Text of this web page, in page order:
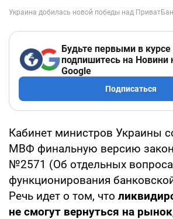
Будьте первыми в курсе
подпишитесь на Новини
Google
Подписаться
Кабинет министров Украины
МВФ финальную версию
№2571 (Об отдельных
функционирования
Речь идет о том, что
не смогут вернуться на рынок